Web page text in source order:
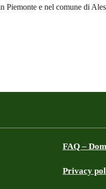
Piemonte e nel comune di
FAQ –
Privacy